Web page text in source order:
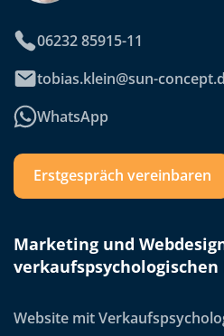
06232 85915-11
tobias.klein@sun-
WhatsApp
Erstgespräch vereinbaren
Marketing und
Website mit